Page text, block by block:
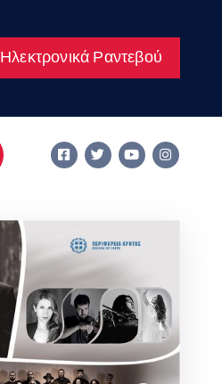
Ηλεκτρονικά Ραντεβού